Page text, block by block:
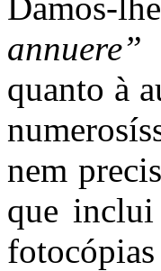
annuere”
quanto à
nem
que inclui